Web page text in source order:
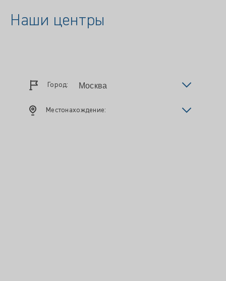
Наши центры
Город:
Местонахождение: